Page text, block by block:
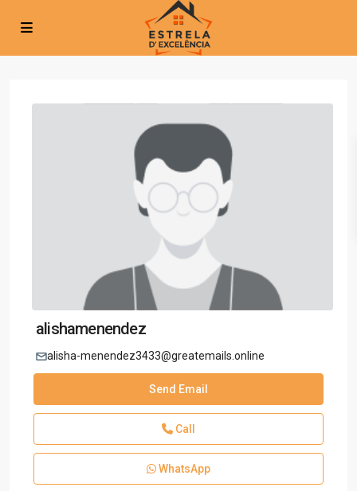
alishamenendez
alisha-menendez3433@greatemails.online
Send Email
Call
WhatsApp